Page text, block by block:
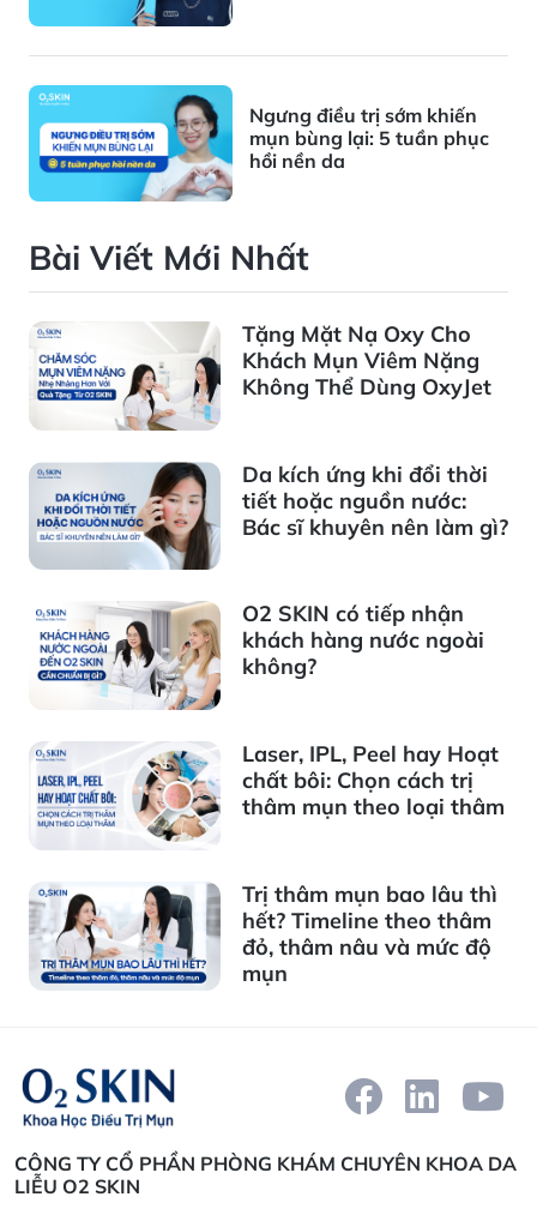
Ngưng điều trị sớm khiến
mụn bùng lại: 5 tuần phục
hồi nền da
Bài Viết Mới Nhất
Tặng Mặt Nạ Oxy Cho
Khách Mụn Viêm Nặng
Không Thể Dùng OxyJet
Da kích ứng khi đổi thời
tiết hoặc nguồn nước:
Bác sĩ khuyên nên làm gì?
O2 SKIN có tiếp nhận
khách hàng nước ngoài
không?
Laser, IPL, Peel hay Hoạt
chất bôi: Chọn cách trị
thâm mụn theo loại thâm
Trị thâm mụn bao lâu thì
hết? Timeline theo thâm
đỏ, thâm nâu và mức độ
mụn
CÔNG TY CỔ PHẦN PHÒNG KHÁM CHUYÊN KHOA DA
LIỄU O2 SKIN